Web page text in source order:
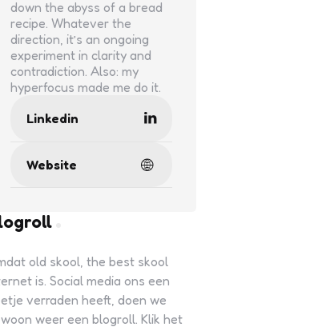
down the abyss of a bread
recipe. Whatever the
direction, it’s an ongoing
experiment in clarity and
contradiction. Also: my
hyperfocus made me do it.
Linkedin
Website
old skool, the best skool
is. Social media ons een
verraden heeft, doen we
weer een blogroll. Klik het